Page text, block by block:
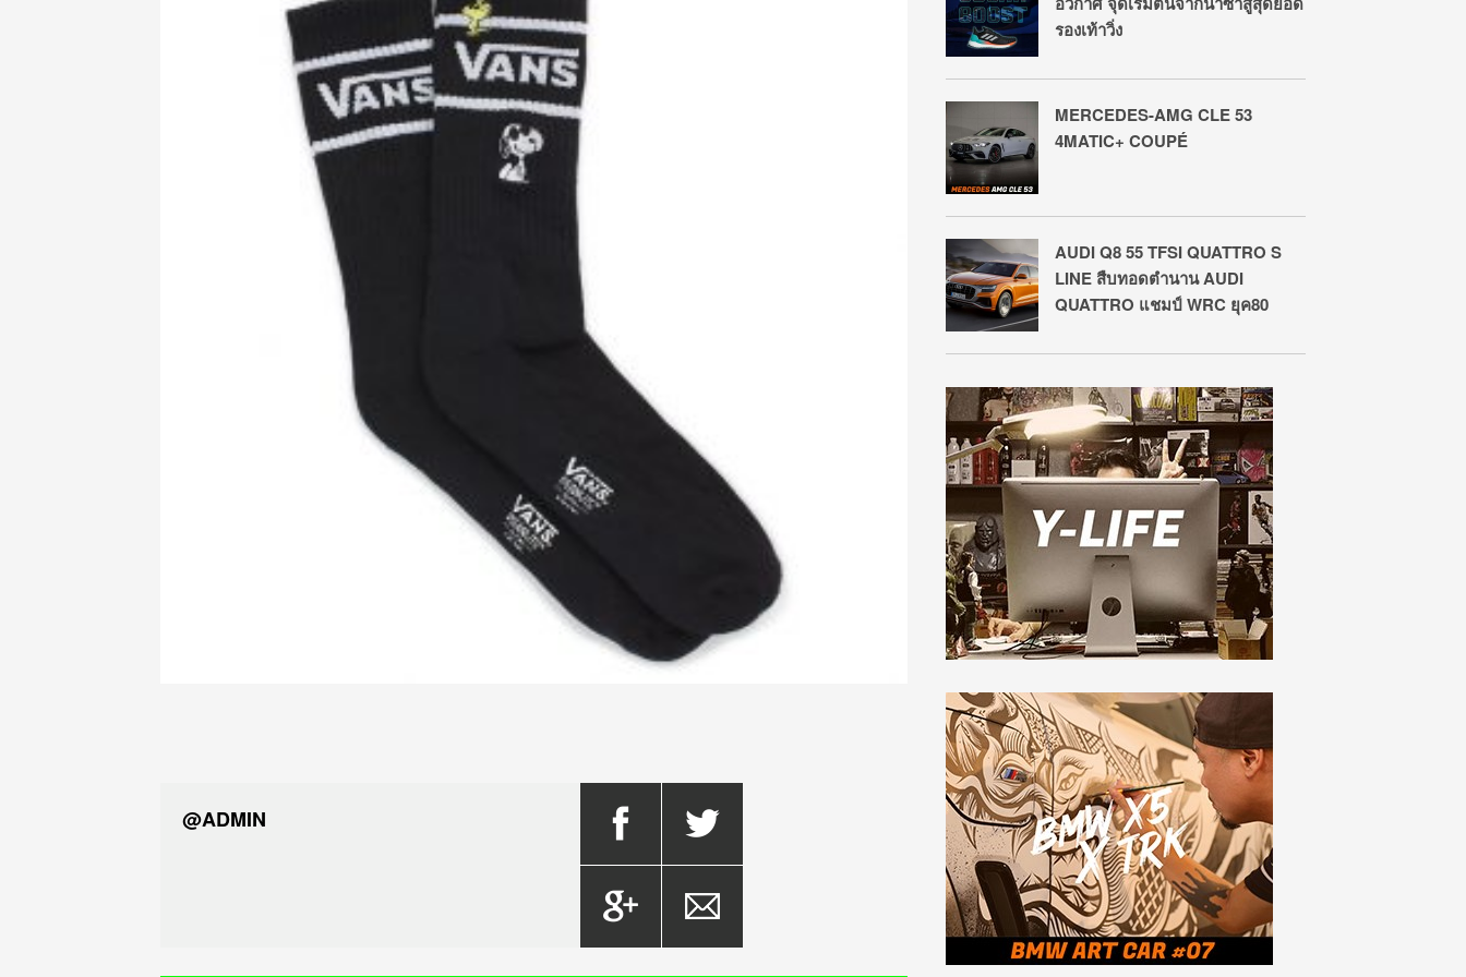
@ADMIN
รองเท้าวิ่ง
MERCEDES-AMG CLE 53
4MATIC+ COUPÉ
AUDI Q8 55 TFSI QUATTRO S
LINE สืบทอดตำนาน AUDI
QUATTRO แชมป์ WRC ยุค80